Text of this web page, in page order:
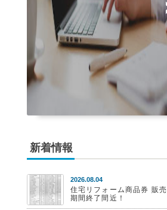
新着情報
2026.08.04
住宅リフォーム商品券 販売
期間終了間近！